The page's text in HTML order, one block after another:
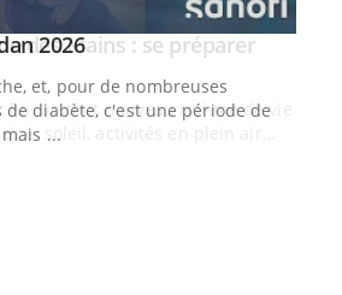
2026Youtube
et, pour de nombreuses
diabète, c'est une période de
...